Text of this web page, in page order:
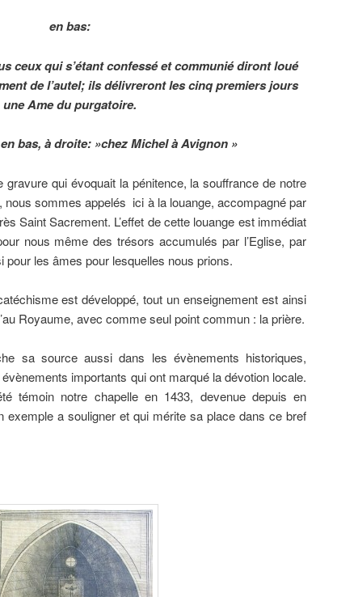
en bas:
ceux qui s’étant confessé et communié diront loué
de l’autel; ils délivreront les cinq premiers jours
une Ame du purgatoire.
bas, à droite: »chez Michel à Avignon »
gravure qui évoquait la pénitence, la souffrance de notre
nous sommes appelés ici à la louange, accompagné par
Saint Sacrement. L’effet de cette louange est immédiat
nous même des trésors accumulés par l’Eglise, par
pour les âmes pour lesquelles nous prions.
est développé, tout un enseignement est ainsi
Royaume, avec comme seul point commun : la prière.
sa source aussi dans les évènements historiques,
importants qui ont marqué la dévotion locale.
témoin notre chapelle en 1433, devenue depuis en
exemple a souligner et qui mérite sa place dans ce bref